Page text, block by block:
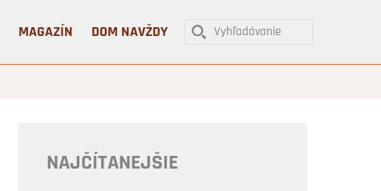
MAGAZÍN DOM NAVŽDY
NAJČÍTANEJŠIE